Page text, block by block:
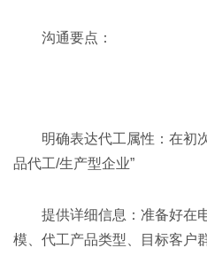
沟通要点：
明确表达代工属性：在初
品代工/生产型企业”
提供详细信息：准备好在
模、代工产品类型、目标客户